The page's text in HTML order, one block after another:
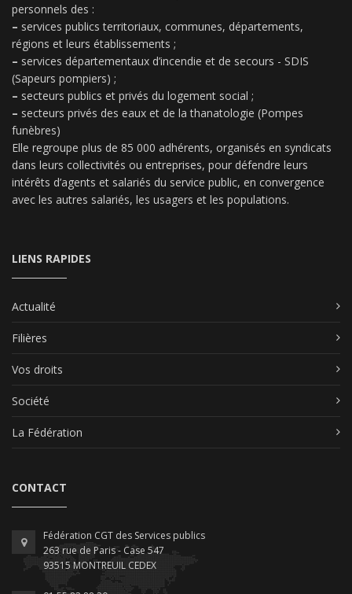
personnels des :
– services publics territoriaux, communes, départements,
régions et leurs établissements ;
– services départementaux d’incendie et de secours - SDIS
(Sapeurs pompiers) ;
– secteurs publics et privés du logement social ;
– secteurs privés des eaux et de la thanatologie (Pompes
funèbres)
Elle regroupe plus de 85 000 adhérents, organisés en syndicats
dans leurs collectivités ou entreprises, pour défendre leurs
intérêts d’agents et salariés du service public, en convergence
avec les autres salariés, les usagers et les populations.
LIENS RAPIDES
Actualité
Filières
Vos droits
Société
La Fédération
CONTACT
Fédération CGT des Services publics
263 rue de Paris - Case 547
93515 MONTREUIL CEDEX